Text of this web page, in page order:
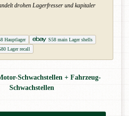
drohen Lagerfresser und kapitaler
Hauptlager
S58 main Lager shells
Lager recall
Schwachstellen + Fahrzeug-
Schwachstellen